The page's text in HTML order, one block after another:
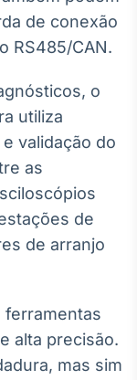
de conexão
RS485/CAN.
o
utiliza
validação do
as
de
de arranjo
ferramentas
alta precisão.
mas sim